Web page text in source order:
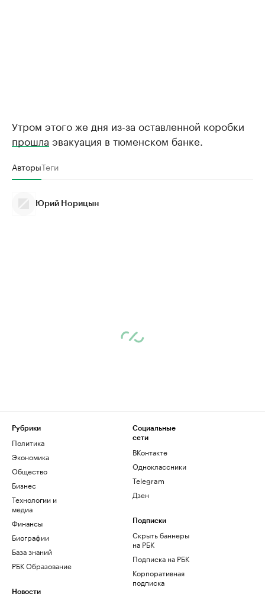
Утром этого же дня из-за оставленной коробки
прошла эвакуация в тюменском банке.
АвторыТеги
Юрий Норицын
Рубрики
Политика
Экономика
Общество
Бизнес
Технологии и
медиа
Финансы
Биографии
База знаний
РБК Образование
Новости
Социальные
сети
ВКонтакте
Одноклассники
Telegram
Дзен
Подписки
Скрыть баннеры
на РБК
Подписка на РБК
Корпоративная
подписка